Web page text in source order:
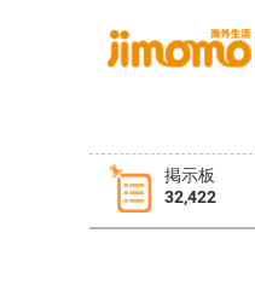
掲示板
32,422
タウン情報